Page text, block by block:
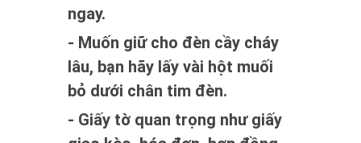
ngay.
- Muốn giữ cho đèn cầy cháy
lâu, bạn hãy lấy vài hột muối
bỏ dưới chân tim đèn.
- Giấy tờ quan trọng như giấy